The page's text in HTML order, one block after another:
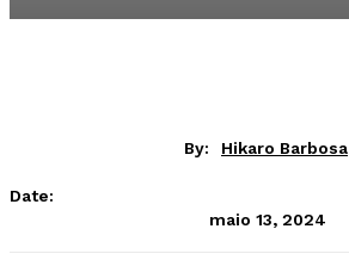
By: Hikaro Barbosa
Date:
maio 13, 2024